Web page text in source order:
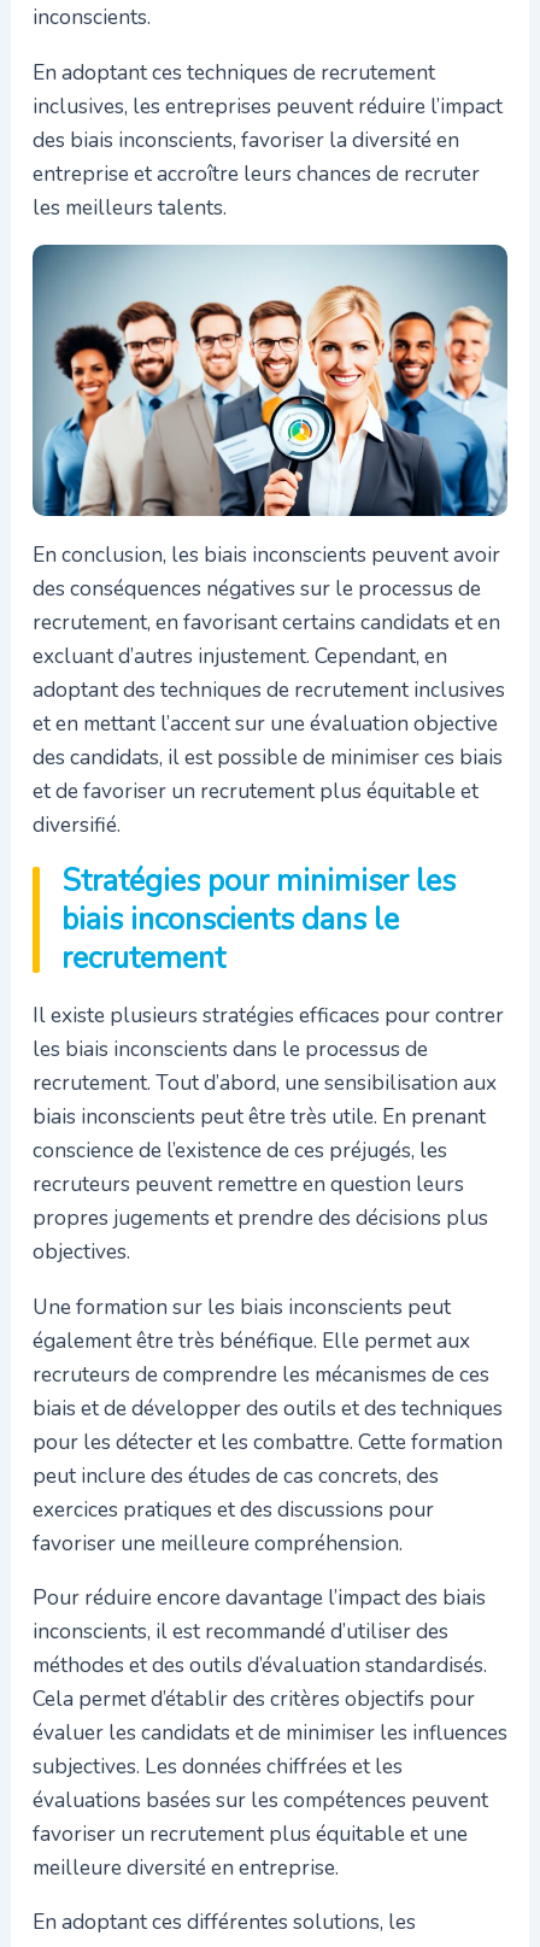
inconscients.
En adoptant ces techniques de recrutement
inclusives, les entreprises peuvent réduire l’impact
des biais inconscients, favoriser la diversité en
entreprise et accroître leurs chances de recruter
les meilleurs talents.
En conclusion, les biais inconscients peuvent avoir
des conséquences négatives sur le processus de
recrutement, en favorisant certains candidats et en
excluant d’autres injustement. Cependant, en
adoptant des techniques de recrutement inclusives
et en mettant l’accent sur une évaluation objective
des candidats, il est possible de minimiser ces biais
et de favoriser un recrutement plus équitable et
diversifié.
Stratégies pour minimiser les
biais inconscients dans le
recrutement
Il existe plusieurs stratégies efficaces pour contrer
les biais inconscients dans le processus de
recrutement. Tout d’abord, une sensibilisation aux
biais inconscients peut être très utile. En prenant
conscience de l’existence de ces préjugés, les
recruteurs peuvent remettre en question leurs
propres jugements et prendre des décisions plus
objectives.
Une formation sur les biais inconscients peut
également être très bénéfique. Elle permet aux
recruteurs de comprendre les mécanismes de ces
biais et de développer des outils et des techniques
pour les détecter et les combattre. Cette formation
peut inclure des études de cas concrets, des
exercices pratiques et des discussions pour
favoriser une meilleure compréhension.
Pour réduire encore davantage l’impact des biais
inconscients, il est recommandé d’utiliser des
méthodes et des outils d’évaluation standardisés.
Cela permet d’établir des critères objectifs pour
évaluer les candidats et de minimiser les influences
subjectives. Les données chiffrées et les
évaluations basées sur les compétences peuvent
favoriser un recrutement plus équitable et une
meilleure diversité en entreprise.
En adoptant ces différentes solutions, les